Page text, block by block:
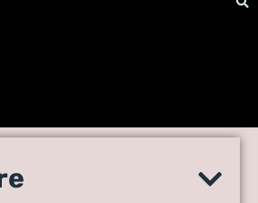
PC avec la